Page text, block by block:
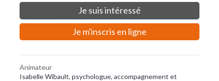
Je suis intéressé
Je m'inscris en ligne
Animateur
Isabelle Wibault, psychologue, accompagnement et